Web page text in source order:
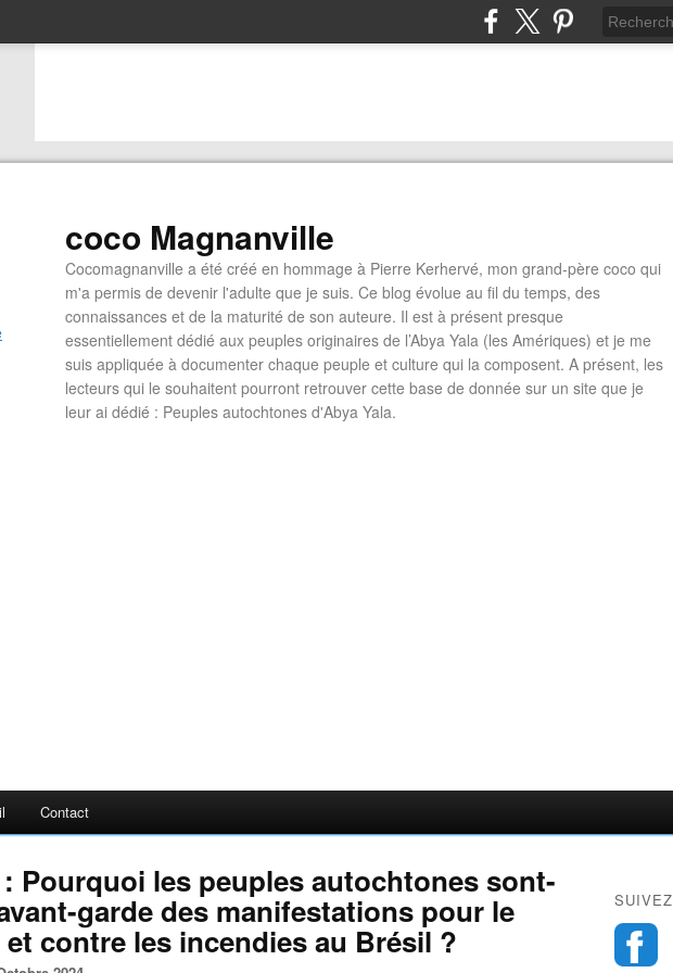
coco Magnanville
Cocomagnanville a été créé en hommage à Pierre Kerhervé, mon grand-père coco qui
m'a permis de devenir l'adulte que je suis. Ce blog évolue au fil du temps, des
connaissances et de la maturité de son auteure. Il est à présent presque
essentiellement dédié aux peuples originaires de l’Abya Yala (les Amériques) et je me
suis appliquée à documenter chaque peuple et culture qui la composent. A présent, les
lecteurs qui le souhaitent pourront retrouver cette base de donnée sur un site que je
leur ai dédié : Peuples autochtones d'Abya Yala.
Contact
Pourquoi les peuples autochtones sont-
garde des manifestations pour le
contre les incendies au Brésil ?